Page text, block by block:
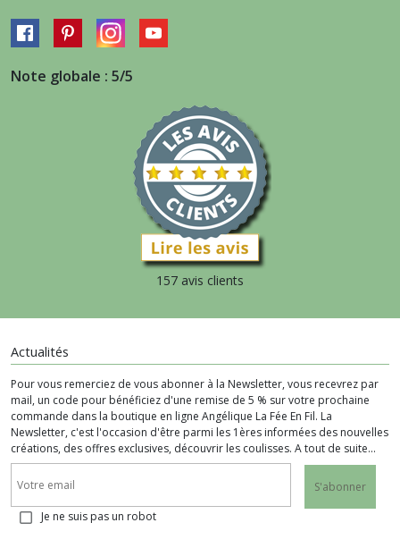
Note globale : 5/5
157 avis clients
Actualités
Pour vous remerciez de vous abonner à la Newsletter, vous recevrez par
mail, un code pour bénéficiez d'une remise de 5 % sur votre prochaine
commande dans la boutique en ligne Angélique La Fée En Fil. La
Newsletter, c'est l'occasion d'être parmi les 1ères informées des nouvelles
créations, des offres exclusives, découvrir les coulisses. A tout de suite...
S'abonner
Je ne suis pas un robot